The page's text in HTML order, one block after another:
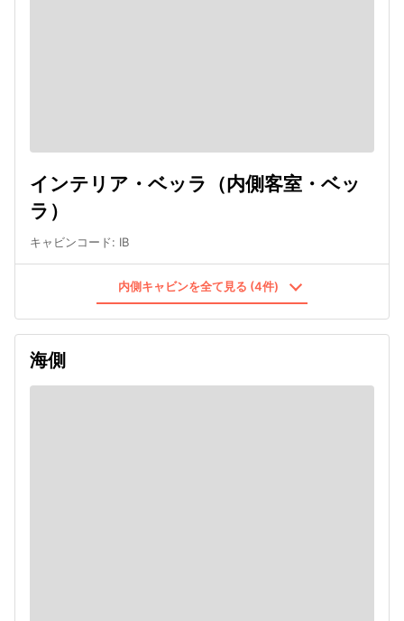
インテリア・ベッラ（内側客室・ベッ
ラ）
キャビンコード: IB
内側キャビンを全て見る (4件)
海側